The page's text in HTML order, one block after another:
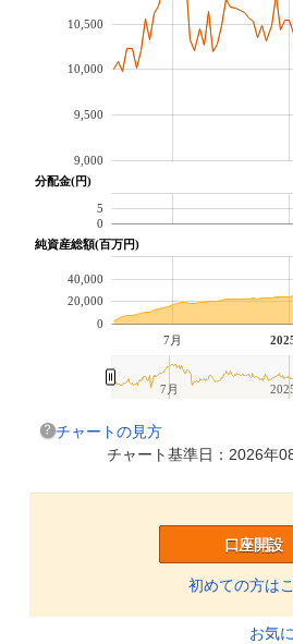
9,000
9,500
10,000
10,500
分配金(円)
0
5
純資産総額(百万円)
7月
0
20,000
40,000
7月
チャートの見方
チャート基準日：2026年
口座開設
初めての方は
お気